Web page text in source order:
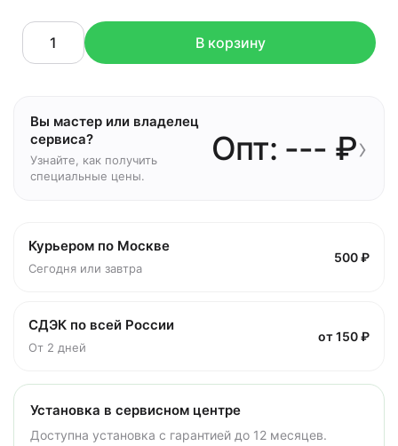
В корзину
Вы мастер или владелец
сервиса?
Узнайте, как получить
специальные цены.
Опт: --- ₽›
Курьером по Москве
Сегодня или завтра
500 ₽
СДЭК по всей России
От 2 дней
от 150 ₽
Установка в сервисном центре
Доступна установка с гарантией до 12 месяцев.